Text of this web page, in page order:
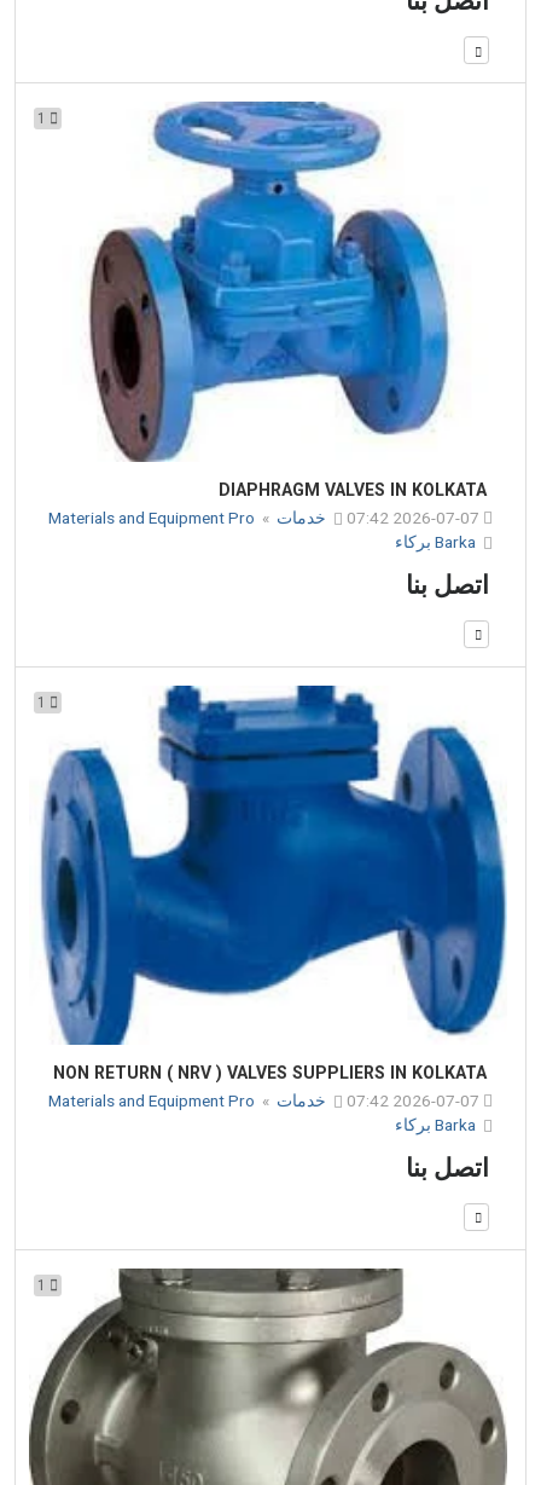
DIAPHRAGM VALVES IN KOLKATA
خدمات »
Materials and Equipment Pro
Barka بركاء
اتصل بنا
NON RETURN ( NRV ) VALVES SUPPLIERS IN KOLKATA
خدمات »
Materials and Equipment Pro
Barka بركاء
اتصل بنا